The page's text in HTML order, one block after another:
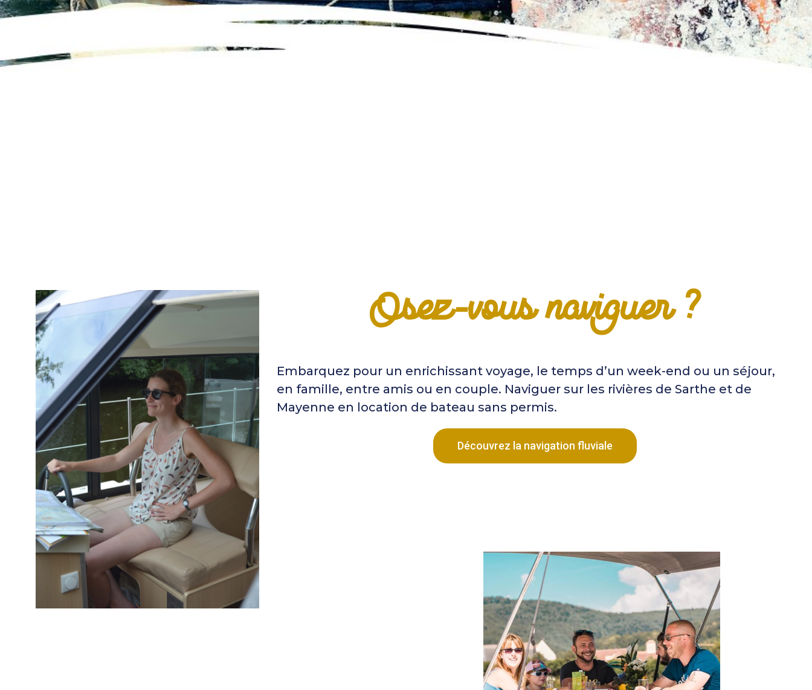
Osez-vous naviguer ?
Embarquez pour un enrichissant voyage, le temps d’un week-end ou un séjour,
en famille, entre amis ou en couple. Naviguer sur les rivières de Sarthe et de
Mayenne en location de bateau sans permis.
Découvrez la navigation fluviale